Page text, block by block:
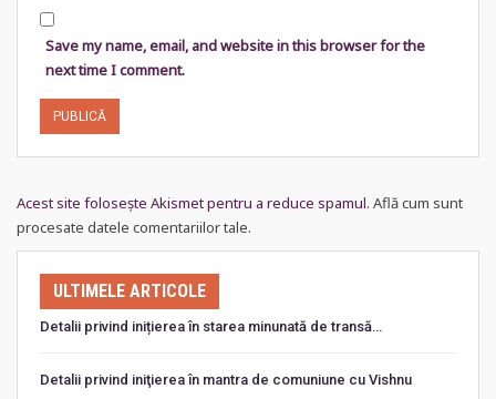
Save my name, email, and website in this browser for the
next time I comment.
Acest site folosește Akismet pentru a reduce spamul. Află cum sunt
procesate datele comentariilor tale.
ULTIMELE ARTICOLE
Detalii privind inițierea în starea minunată de transă…
Detalii privind iniţierea în mantra de comuniune cu Vishnu